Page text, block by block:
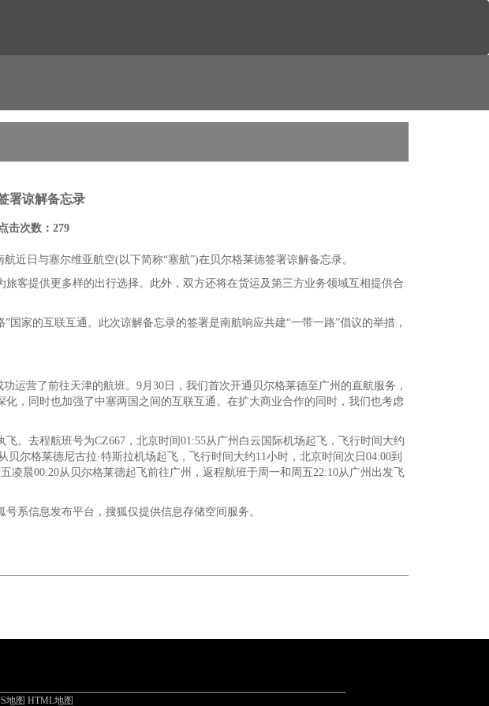
署谅解备忘录
击次数：279
近日与塞尔维亚航空(以下简称“塞航”)在贝尔格莱德签署谅解备忘录。
客提供更多样的出行选择。此外，双方还将在货运及第三方业务领域互相提供合
家的互联互通。此次谅解备忘录的签署是南航响应共建“一带一路”倡议的举措，
运营了前往天津的航班。9月30日，我们首次开通贝尔格莱德至广州的直航服务，
，同时也加强了中塞两国之间的互联互通。在扩大商业合作的同时，我们也考虑
。去程航班号为CZ667，北京时间01:55从广州白云国际机场起飞，飞行时间大约
尔格莱德尼古拉·特斯拉机场起飞，飞行时间大约11小时，北京时间次日04:00到
晨00:20从贝尔格莱德起飞前往广州，返程航班于周一和周五22:10从广州出发飞
系信息发布平台，搜狐仅提供信息存储空间服务。
地图 HTML地图